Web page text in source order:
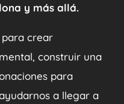
y más allá.
crear
construir una
para
a llegar a